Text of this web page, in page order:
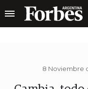
8 Noviembre